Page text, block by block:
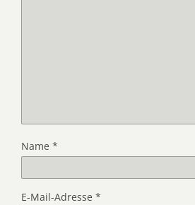
Name *
E-Mail-Adresse *